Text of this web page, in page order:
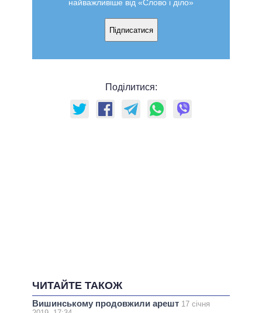
найважливіше від «Слово і діло»
Підписатися
Поділитися:
ЧИТАЙТЕ ТАКОЖ
Вишинському продовжили арешт 17 січня